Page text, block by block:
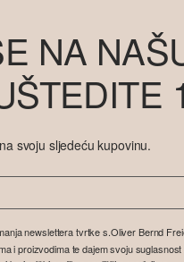
NA
svoju sljedeću kupovinu.
newslettera tvrtke s.Oliver Bernd
i proizvodima te dajem svoju